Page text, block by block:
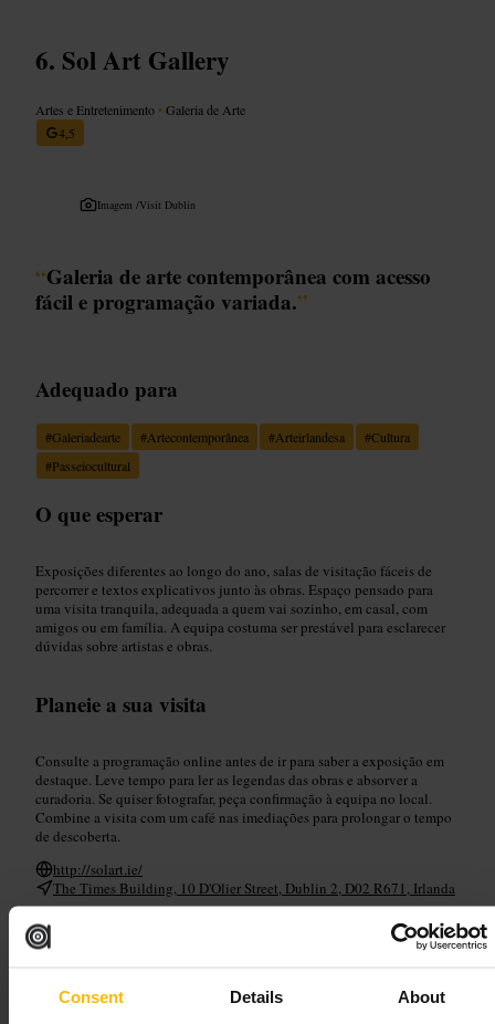
Consent Details About
Sol Art Gallery
Artes e Entretenimento •Galeria de Arte
4,5
Imagem /Visit Dublin
“Galeria de arte contemporânea com acesso
fácil e programação variada.”
Adequado para
#Galeriadearte #Artecontemporânea #Arteirlandesa #Cultura
#Passeiocultural
O que esperar
Exposições diferentes ao longo do ano, salas de visitação fáceis de
percorrer e textos explicativos junto às obras. Espaço pensado para
uma visita tranquila, adequada a quem vai sozinho, em casal, com
amigos ou em família. A equipa costuma ser prestável para esclarecer
dúvidas sobre artistas e obras.
Planeie a sua visita
Consulte a programação online antes de ir para saber a exposição em
destaque. Leve tempo para ler as legendas das obras e absorver a
curadoria. Se quiser fotografar, peça confirmação à equipa no local.
Combine a visita com um café nas imediações para prolongar o tempo
de descoberta.
http://solart.ie/
The Times Building, 10 D'Olier Street, Dublin 2, D02 R671, Irlanda
Artes e Entretenimento